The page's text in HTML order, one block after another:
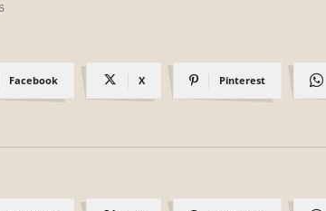
Facebook X Pinterest